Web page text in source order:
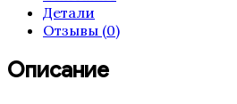
Tornado
4260
(16,
4TPI,
Детали
Отзывы (0)
Описание